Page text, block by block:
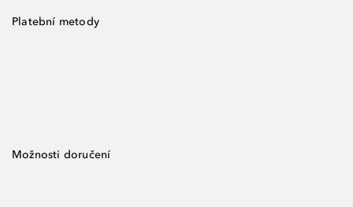
Platební metody
Možnosti doručení